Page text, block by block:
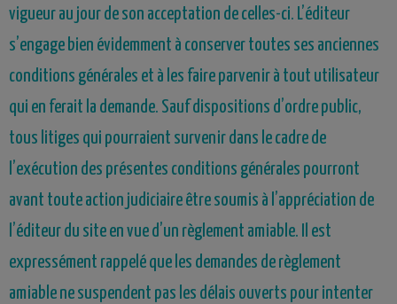
vigueur au jour de son acceptation de celles-ci. L’éditeur
s’engage bien évidemment à conserver toutes ses anciennes
conditions générales et à les faire parvenir à tout utilisateur
qui en ferait la demande. Sauf dispositions d’ordre public,
tous litiges qui pourraient survenir dans le cadre de
l’exécution des présentes conditions générales pourront
avant toute action judiciaire être soumis à l’appréciation de
l’éditeur du site en vue d’un règlement amiable. Il est
expressément rappelé que les demandes de règlement
amiable ne suspendent pas les délais ouverts pour intenter